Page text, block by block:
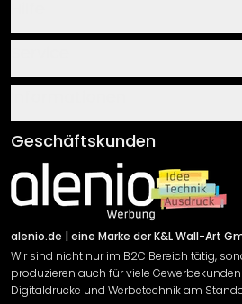
Über uns
Klebe- und Montageanleitungen
Newsletter An-/Abmeldung
Sendungsverfolgung
AGB
Impressum
Versand & Zahlung
Rücksendung
Widerrufsrecht
Datenschutzerklärung
Geschäftskunden
alenio.de | eine Marke der K&L Wall-Art
Wir sind nicht nur im B2C Bereich tätig,
produzieren auch für viele
Digitaldrucke und Werbetechnik am